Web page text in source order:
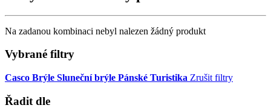
Na zadanou kombinaci nebyl nalezen žádný produkt
Vybrané filtry
Casco Brýle Sluneční brýle Pánské Turistika Zrušit filtry
Řadit dle